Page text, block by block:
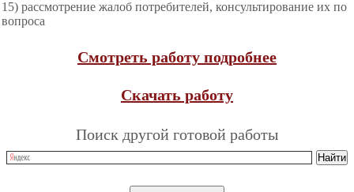
15) рассмотрение жалоб потребителей, консультирование их по
вопроса
Смотреть работу подробнее
Скачать работу
Поиск другой готовой работы